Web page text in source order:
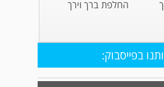
החלפת ברך וירך
בפייסבוק: